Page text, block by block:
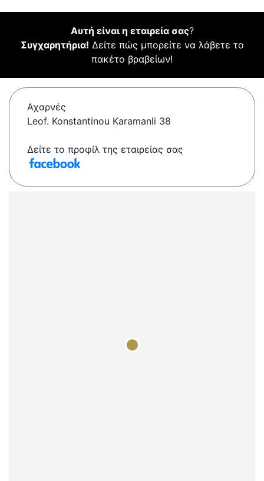
Αυτή είναι η εταιρεία σας?
Συγχαρητήρια! Δείτε πώς μπορείτε να λάβετε το
πακέτο βραβείων!
Αχαρνές
Leof. Konstantinou Karamanli 38
Δείτε το προφίλ της εταιρείας σας